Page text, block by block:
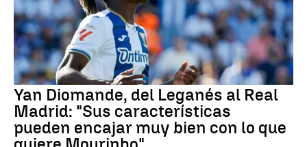
Yan Diomande, del Leganés al Real
Madrid: "Sus características
pueden encajar muy bien con lo que